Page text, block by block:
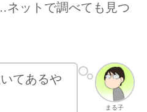
ットで調べても見つ
まる子
てあるや